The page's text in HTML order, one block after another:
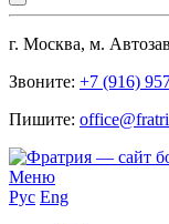
г. Москва, м.
Звоните: +7 (916)
Пишите:
Меню
Рус Eng